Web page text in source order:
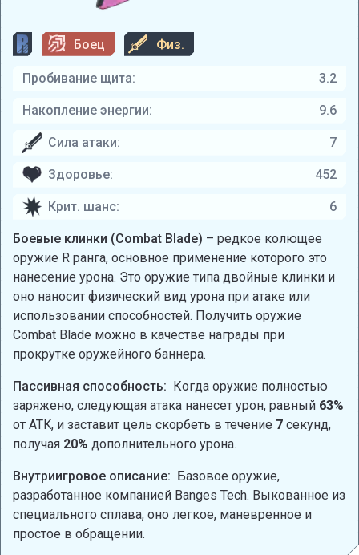
Боец Физ.
Пробивание щита: 3.2
Накопление энергии: 9.6
Сила атаки: 7
Здоровье: 452
Крит. шанс: 6
Боевые клинки (Combat Blade) – редкое колющее
оружие R ранга, основное применение которого это
нанесение урона. Это оружие типа двойные клинки и
оно наносит физический вид урона при атаке или
использовании способностей. Получить оружие
Combat Blade можно в качестве награды при
прокрутке оружейного баннера.
Пассивная способность: Когда оружие полностью
заряжено, следующая атака нанесет урон, равный 63%
от ATK, и заставит цель скорбеть в течение 7 секунд,
получая 20% дополнительного урона.
Внутриигровое описание: Базовое оружие,
разработанное компанией Banges Tech. Выкованное из
специального сплава, оно легкое, маневренное и
простое в обращении.